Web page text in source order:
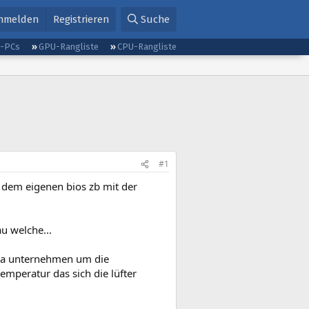
Registrieren Suche
PCs GPU-Rangliste CPU-Rangliste
#1
eigenen bios zb mit der
welche...
unternehmen um die
das sich die lüfter